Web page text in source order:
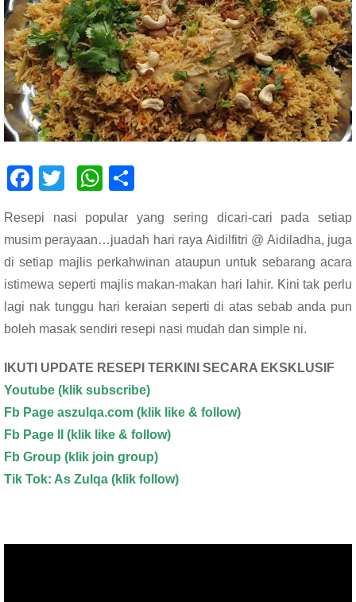
F
ac
e
b
o
o
k
T
wi
tt
er
W
h
at
s
A
p
p
ar
e
Resepi nasi popular yang sering dicari-cari pada setiap
musim perayaan…juadah hari raya Aidilfitri @ Aidiladha, juga
di setiap majlis perkahwinan ataupun untuk sebarang acara
istimewa seperti majlis makan-makan hari lahir. Kini tak perlu
lagi nak tunggu hari keraian seperti di atas sebab anda pun
boleh masak sendiri resepi nasi mudah dan simple ni.
IKUTI UPDATE RESEPI TERKINI SECARA EKSKLUSIF
Youtube (klik subscribe)
Fb Page aszulqa.com (klik like & follow)
Fb Page II (klik like & follow)
Fb Group (klik join group)
Tik Tok: As Zulqa (klik follow)